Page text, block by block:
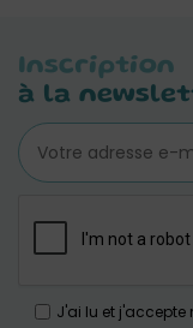
Inscription
à la
J'ai lu et j'accepte